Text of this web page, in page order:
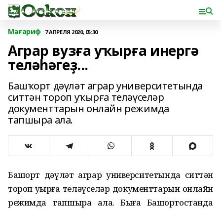
Мәғариф 7 АПРЕЛЯ 2020, 05:30
Аграр вузға уҡырға инергә
теләһәгеҙ...
Башҡорт дәүләт аграр университетында
ситтән тороп уҡырға теләүселәр
документтарын онлайн режимда
тапшыра ала.
Башҡорт дәүләт аграр университетында ситтән
тороп уҡырға теләүселәр документтарын онлайн
режимда тапшыра ала. Быға Башҡортостанда